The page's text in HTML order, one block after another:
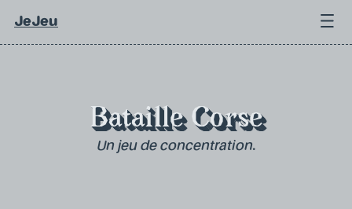
JeJeu
Bataille Corse
Un jeu de concentration.